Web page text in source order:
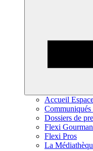
Accueil
Communiqués
Dossiers de
Flexi
Flexi Pros
La